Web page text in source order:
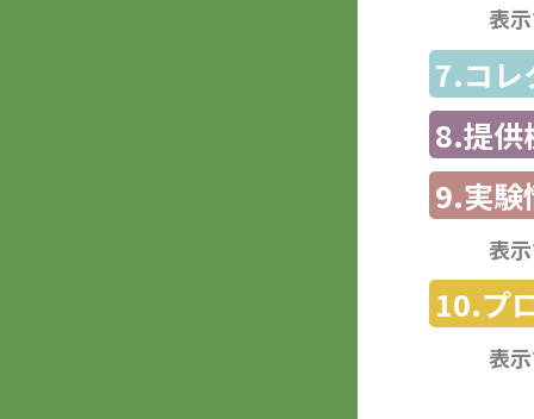
表
7.コレ
8.提供
9.実験
表
10.プ
表